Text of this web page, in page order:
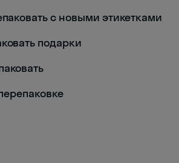
с новыми этикетками
подарки